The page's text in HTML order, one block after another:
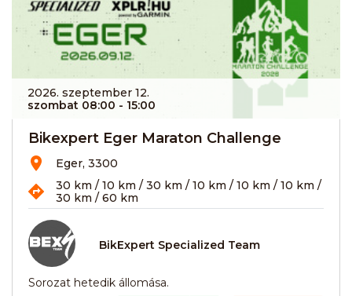
2026. szeptember 12.
szombat 08:00 - 15:00
Bikexpert Eger Maraton Challenge
Eger, 3300
30 km / 10 km / 30 km / 10 km / 10 km / 10 km /
30 km / 60 km
BikExpert Specialized Team
Sorozat hetedik állomása.